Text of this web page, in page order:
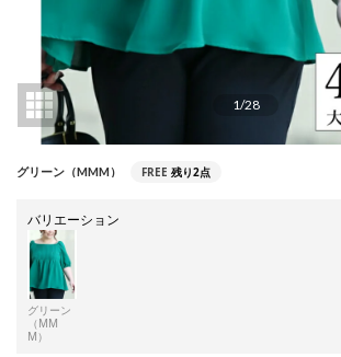
1/28
グリーン（MMM） FREE 残り2点
バリエーション
グリーン
（MM
M）